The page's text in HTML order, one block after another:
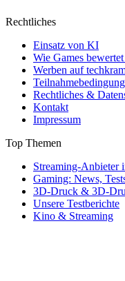
Rechtliches
Einsatz von KI
Wie Games
Werben auf
Rechtliches &
Kontakt
Impressum
Top Themen
Streaming-Anbieter
Gaming: News,
3D-Druck & 3D-
Unsere Testberichte
Kino & Streaming